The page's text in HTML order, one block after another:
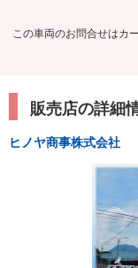
この車両のお問合せはカ
販売店の詳細
ヒノヤ商事株式会社